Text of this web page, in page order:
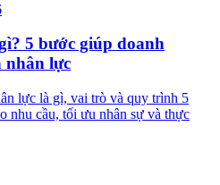
5 bước giúp doanh
nhân lực
lực là gì, vai trò và quy trình 5
nhu cầu, tối ưu nhân sự và thực